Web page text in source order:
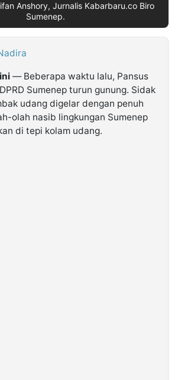
Anshory, Jurnalis Kabarbaru.co Biro
Sumenep.
— Beberapa waktu lalu, Pansus
Sumenep turun gunung. Sidak
udang digelar dengan penuh
olah nasib lingkungan Sumenep
di tepi kolam udang.